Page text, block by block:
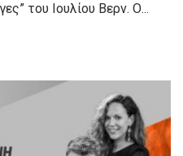
του Ιουλίου Βερν. Ο...